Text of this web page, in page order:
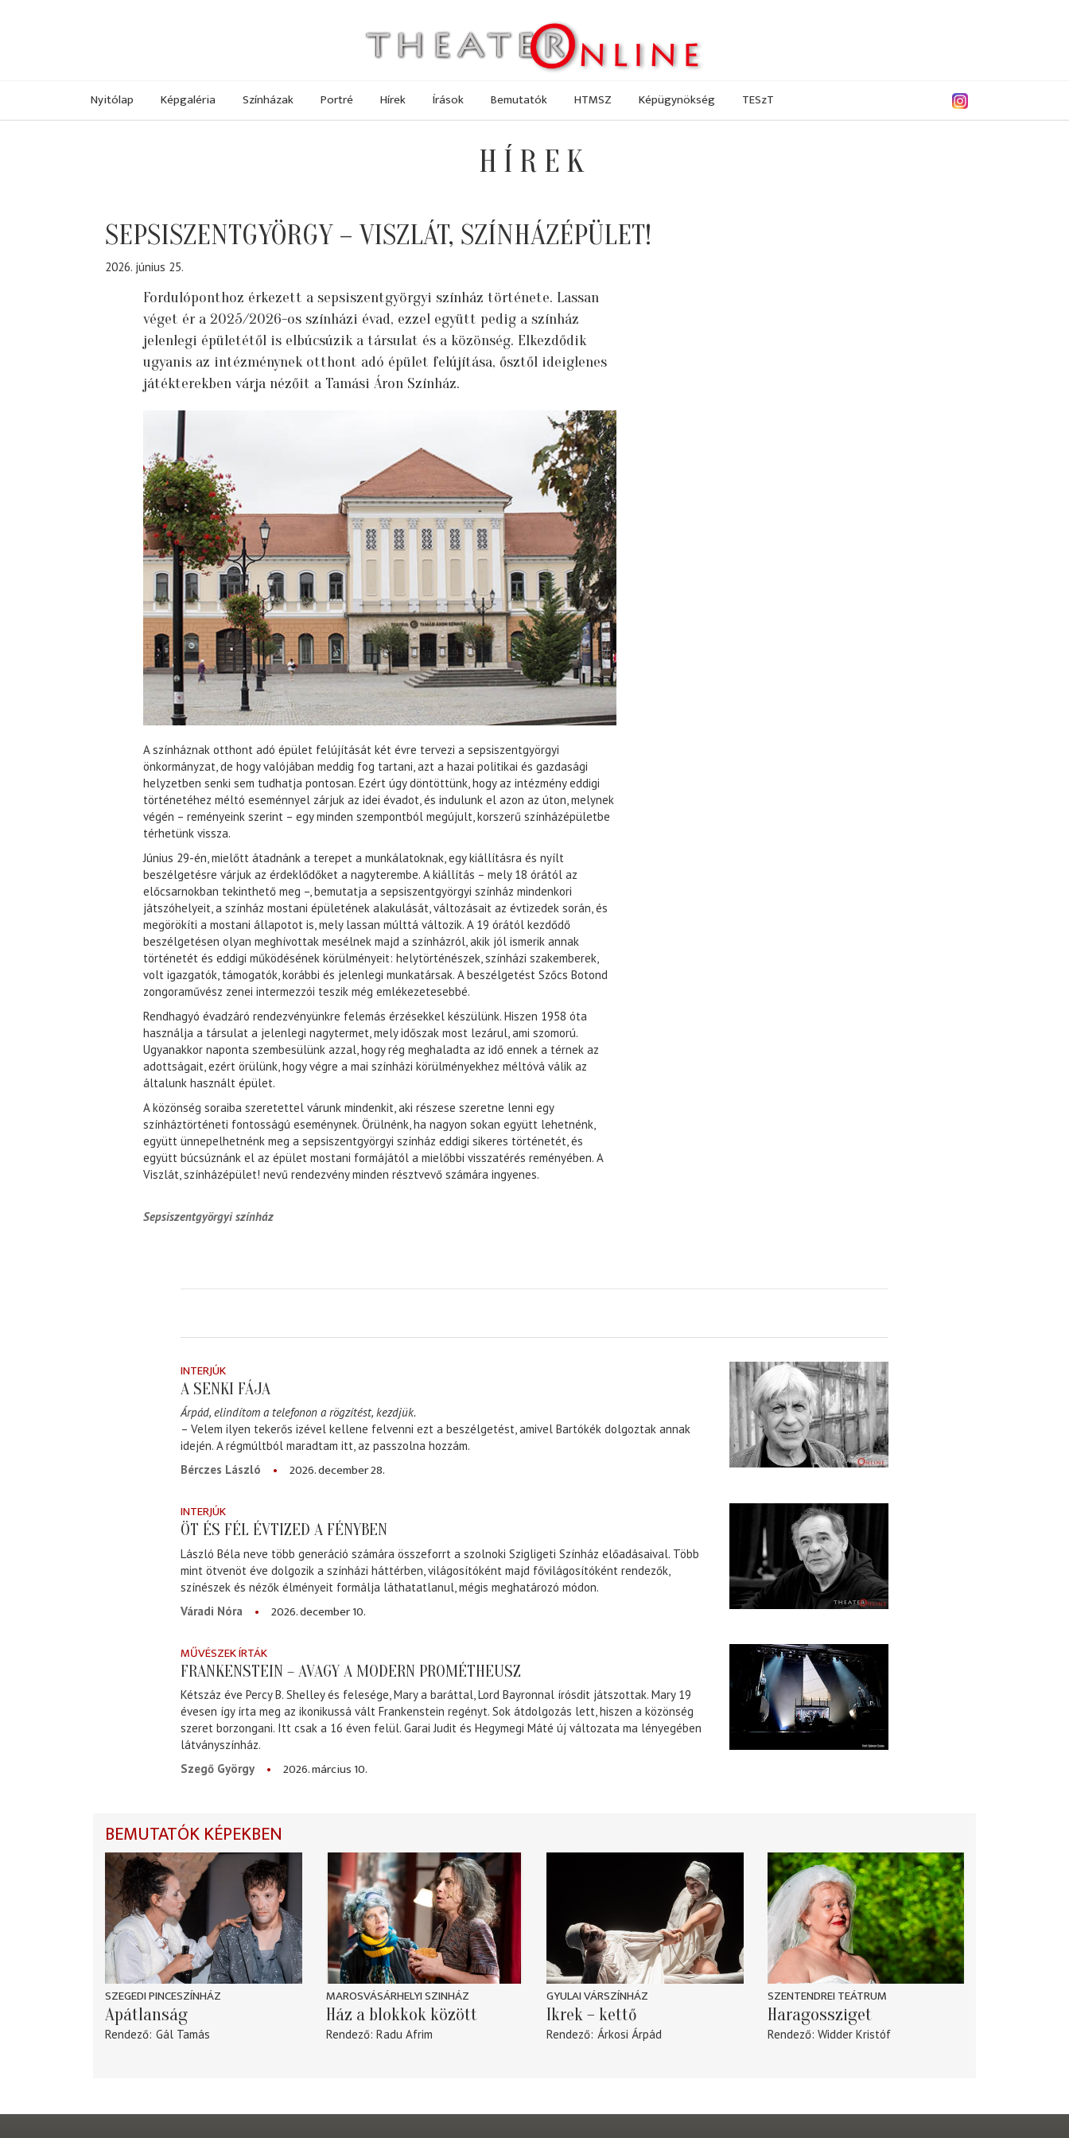
Nyitólap Képgaléria Színházak Portré Hírek Írások Bemutatók HTMSZ Képügynökség TESzT
HÍREK
SEPSISZENTGYÖRGY – VISZLÁT, SZÍNHÁZÉPÜLET!
2026. június 25.
Fordulóponthoz érkezett a sepsiszentgyörgyi színház története. Lassan
véget ér a 2025/2026-os színházi évad, ezzel együtt pedig a színház
jelenlegi épületétől is elbúcsúzik a társulat és a közönség. Elkezdődik
ugyanis az intézménynek otthont adó épület felújítása, ősztől ideiglenes
játékterekben várja nézőit a Tamási Áron Színház.
A színháznak otthont adó épület felújítását két évre tervezi a sepsiszentgyörgyi
önkormányzat, de hogy valójában meddig fog tartani, azt a hazai politikai és gazdasági
helyzetben senki sem tudhatja pontosan. Ezért úgy döntöttünk, hogy az intézmény eddigi
történetéhez méltó eseménnyel zárjuk az idei évadot, és indulunk el azon az úton, melynek
végén – reményeink szerint – egy minden szempontból megújult, korszerű színházépületbe
térhetünk vissza.
Június 29-én, mielőtt átadnánk a terepet a munkálatoknak, egy kiállításra és nyílt
beszélgetésre várjuk az érdeklődőket a nagyterembe. A kiállítás – mely 18 órától az
előcsarnokban tekinthető meg –, bemutatja a sepsiszentgyörgyi színház mindenkori
játszóhelyeit, a színház mostani épületének alakulását, változásait az évtizedek során, és
megörökíti a mostani állapotot is, mely lassan múlttá változik. A 19 órától kezdődő
beszélgetésen olyan meghívottak mesélnek majd a színházról, akik jól ismerik annak
történetét és eddigi működésének körülményeit: helytörténészek, színházi szakemberek,
volt igazgatók, támogatók, korábbi és jelenlegi munkatársak. A beszélgetést Szőcs Botond
zongoraművész zenei intermezzói teszik még emlékezetesebbé.
Rendhagyó évadzáró rendezvényünkre felemás érzésekkel készülünk. Hiszen 1958 óta
használja a társulat a jelenlegi nagytermet, mely időszak most lezárul, ami szomorú.
Ugyanakkor naponta szembesülünk azzal, hogy rég meghaladta az idő ennek a térnek az
adottságait, ezért örülünk, hogy végre a mai színházi körülményekhez méltóvá válik az
általunk használt épület.
A közönség soraiba szeretettel várunk mindenkit, aki részese szeretne lenni egy
színháztörténeti fontosságú eseménynek. Örülnénk, ha nagyon sokan együtt lehetnénk,
együtt ünnepelhetnénk meg a sepsiszentgyörgyi színház eddigi sikeres történetét, és
együtt búcsúznánk el az épület mostani formájától a mielőbbi visszatérés reményében. A
Viszlát, színházépület! nevű rendezvény minden résztvevő számára ingyenes.
Sepsiszentgyörgyi színház
INTERJÚK
A SENKI FÁJA
Árpád, elindítom a telefonon a rögzítést, kezdjük.
– Velem ilyen tekerős izével kellene felvenni ezt a beszélgetést, amivel Bartókék dolgoztak annak
idején. A régmúltból maradtam itt, az passzolna hozzám.
Bérczes László
2026. december 28.
INTERJÚK
ÖT ÉS FÉL ÉVTIZED A FÉNYBEN
László Béla neve több generáció számára összeforrt a szolnoki Szigligeti Színház előadásaival. Több
mint ötvenöt éve dolgozik a színházi háttérben, világosítóként majd fővilágosítóként rendezők,
színészek és nézők élményeit formálja láthatatlanul, mégis meghatározó módon.
Váradi Nóra
2026. december 10.
MŰVÉSZEK ÍRTÁK
FRANKENSTEIN – AVAGY A MODERN PROMÉTHEUSZ
Kétszáz éve Percy B. Shelley és felesége, Mary a baráttal, Lord Bayronnal írósdit játszottak. Mary 19
évesen így írta meg az ikonikussá vált Frankenstein regényt. Sok átdolgozás lett, hiszen a közönség
szeret borzongani. Itt csak a 16 éven felül. Garai Judit és Hegymegi Máté új változata ma lényegében
látványszínház.
Szegő György
2026. március 10.
BEMUTATÓK KÉPEKBEN
SZEGEDI PINCESZÍNHÁZ
Apátlanság
Rendező Gál Tamás
MAROSVÁSÁRHELYI SZINHÁZ
Ház a blokkok között
Rendező Radu Afrim
GYULAI VÁRSZÍNHÁZ
Ikrek – kettő
Rendező Árkosi Árpád
SZENTENDREI TEÁTRUM
Haragossziget
Rendező Widder Kristóf